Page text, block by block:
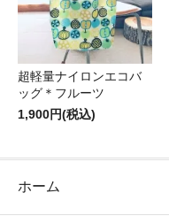
超軽量ナイロンエコバ
ッグ＊フルーツ
1,900円(税込)
ホーム